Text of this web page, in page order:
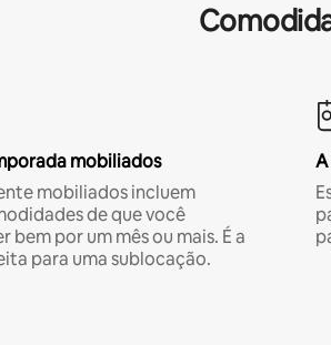
mobiliados
mobiliados incluem
de que você
bem por um mês ou mais. É a
para uma sublocação.